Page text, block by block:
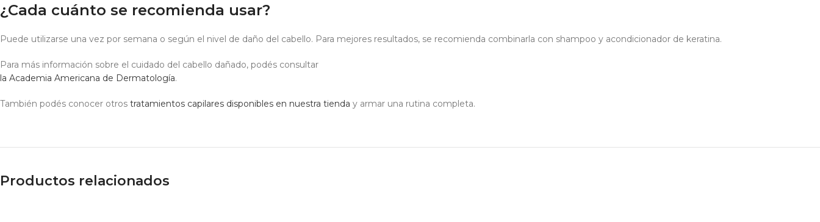
¿Cada cuánto se recomienda usar?
Puede utilizarse una vez por semana o según el nivel de daño del cabello. Para mejores resultados, se recomienda combinarla con shampoo y acondicionador de keratina.
Para más información sobre el cuidado del cabello dañado, podés consultar
la Academia Americana de Dermatología.
También podés conocer otros tratamientos capilares disponibles en nuestra tienda y armar una rutina completa.
Productos relacionados